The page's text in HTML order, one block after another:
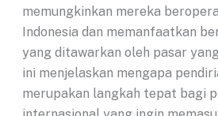
memungkinkan mereka
Indonesia dan memanfaatkan
yang ditawarkan oleh pasar
ini menjelaskan mengapa
merupakan langkah tepat bagi